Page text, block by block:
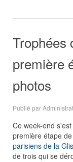
Trophées
première
photos
Publié par
Ce week-end
première étape de
parisiens de la
de trois qui se